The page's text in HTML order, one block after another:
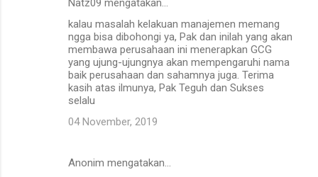
Natz09 mengatakan…
kalau masalah kelakuan manajemen memang
ngga bisa dibohongi ya, Pak dan inilah yang akan
membawa perusahaan ini menerapkan GCG
yang ujung-ujungnya akan mempengaruhi nama
baik perusahaan dan sahamnya juga. Terima
kasih atas ilmunya, Pak Teguh dan Sukses
selalu
04 November, 2019
Anonim mengatakan…